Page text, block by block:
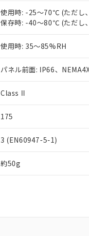
使用時: -25～70℃ (ただし
保存時: -40～80℃ (ただし
使用時: 35～85%RH
パネル前面: IP66、
Class II
175
3 (EN60947-5-1)
約50g
また、RoHS指令のフ
混在することから備考
既に当社にて対応品へ
り割愛しております。